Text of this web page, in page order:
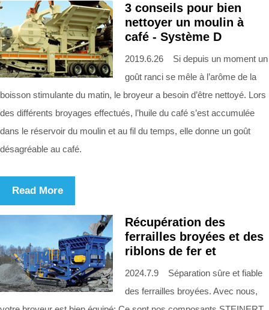
3 conseils pour bien
nettoyer un moulin à
café - Système D
2019.6.26 Si depuis un moment un
goût ranci se mêle à l’arôme de la
boisson stimulante du matin, le broyeur a besoin d’être nettoyé. Lors
des différents broyages effectués, l’huile du café s’est accumulée
dans le réservoir du moulin et au fil du temps, elle donne un goût
désagréable au café.
Read More
Récupération des
ferrailles broyées et des
riblons de fer et
2024.7.9 Séparation sûre et fiable
des ferrailles broyées. Avec nous,